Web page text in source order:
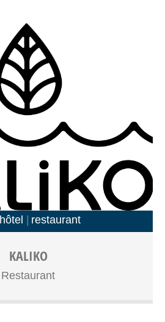
chambres
hôtel restaurant
KALIKO
Restaurant